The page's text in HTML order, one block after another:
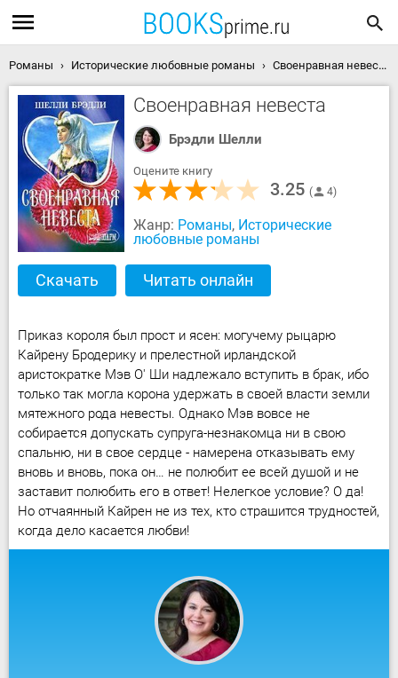
Романы Исторические любовные романы Своенравная невеста скачать книгу
Своенравная невеста
Брэдли Шелли
Оцените книгу
3.25 4
Жанр: Романы, Исторические
любовные романы
Скачать Читать онлайн
Приказ короля был прост и ясен: могучему рыцарю
Кайрену Бродерику и прелестной ирландской
аристократке Мэв О' Ши надлежало вступить в брак, ибо
только так могла корона удержать в своей власти земли
мятежного рода невесты. Однако Мэв вовсе не
собирается допускать супруга-незнакомца ни в свою
спальню, ни в свое сердце - намерена отказывать ему
вновь и вновь, пока он… не полюбит ее всей душой и не
заставит полюбить его в ответ! Нелегкое условие? О да!
Но отчаянный Кайрен не из тех, кто страшится трудностей,
когда дело касается любви!